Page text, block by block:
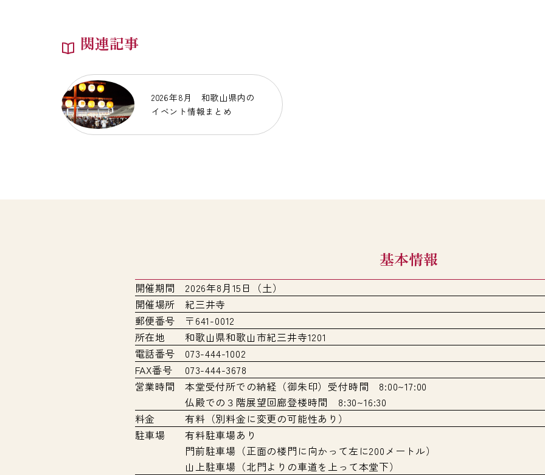
関連記事
2026年8月 和歌山県内の
イベント情報まとめ
基本情報
開催期間
2026年8月15日（土）
開催場所
紀三井寺
郵便番号
〒641-0012
所在地
和歌山県和歌山市紀三井寺1201
電話番号
073-444-1002
FAX番号
073-444-3678
営業時間
本堂受付所での納経（御朱印）受付時間 8:00~17:00
仏殿での３階展望回廊登楼時間 8:30~16:30
料金
有料（別料金に変更の可能性あり）
駐車場
有料駐車場あり
門前駐車場（正面の楼門に向かって左に200メートル）
山上駐車場（北門よりの車道を上って本堂下）